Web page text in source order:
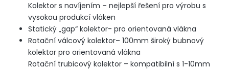
Kolektor s navíjením – nejlepší řešení pro výrobu s
vysokou produkcí vláken
Statický „gap“ kolektor- pro orientovaná vlákna
Rotační válcový kolektor– 100mm široký bubnový
kolektor pro orientovaná vlákna
Rotační trubicový kolektor – kompatibilní s 1-10mm